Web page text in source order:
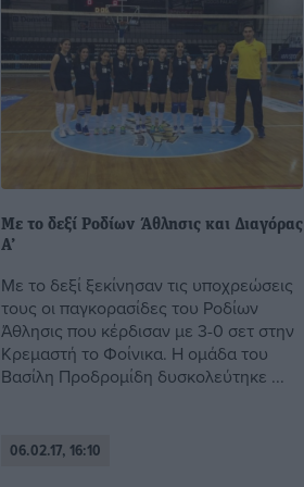
Με το δεξί Ροδίων Άθλησις και Διαγόρας
Α’
Με το δεξί ξεκίνησαν τις υποχρεώσεις
τους οι παγκορασίδες του Ροδίων
Άθλησις που κέρδισαν με 3-0 σετ στην
Κρεμαστή το Φοίνικα. Η ομάδα του
Βασίλη Προδρομίδη δυσκολεύτηκε ...
06.02.17, 16:10